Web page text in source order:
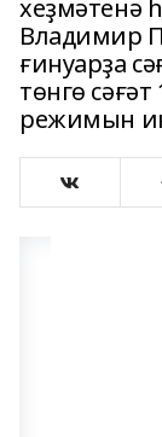
хеҙмәтенә
Владимир
ғинуарҙа
төнгө
режимын